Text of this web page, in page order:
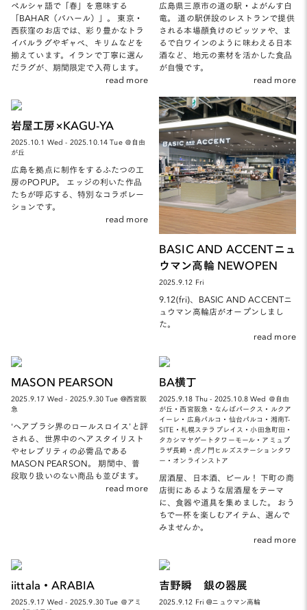
ペルシャ語で「春」を意味する
「BAHAR（バハール）」。 東京・
西荻窪のお店では、彩り豊かなトラ
イバルラグやギャベ、キリムなどを
揃えています。イランで丁寧に選ん
だラグが、期間限定で入荷します。
read more
広島県三原市の道の駅・よがんす白
竜。 道の駅併設のレストランで提供
される本場顔負けのピッツァや、ま
るで白ワインのように味わえる日本
酒など、地元の素材を活かした食品
が自慢です。
read more
岩屋工房×KAGU-YA
2025.10.1 Wed - 2025.10.14 Tue ＠自由
が丘
広島を拠点に制作をするふたつの工
房のPOPUP。 エッジの利いた作品
たちが呼応する、特別なコラボレー
ションです。
read more
BASIC AND ACCENTニュ
ウマン高輪 NEWOPEN
2025.9.12 Fri
9.12(fri)、BASIC AND ACCENTニ
ュウマン高輪店がオープンしまし
た。
read more
MASON PEARSON
2025.9.17 Wed - 2025.9.30 Tue @西宮阪
急
‘ヘアブラシ界のロールスロイス’と評
される、世界中のヘアスタイリスト
やセレブリティの必需品である
MASON PEARSON。 期間中、普
段取り扱いのない商品も並びます。
read more
BA横丁
2025.9.18 Thu - 2025.10.8 Wed ＠自由
が丘・西宮阪急・なんばパークス・ルクア
イーレ・広島パルコ・仙台パルコ・湘南T-
SITE・札幌ステラプレイス・小田急町田・
タカシマヤゲートタワーモール・アミュプ
ラザ長崎・虎ノ門ヒルズステーションタワ
ー・オンラインストア
居酒屋、日本酒、ビール！ 下町の商
店街にあるような居酒屋をテーマ
に、食器や道具を集めました。 おう
ちで一杯を楽しむアイテム、選んで
みませんか。
read more
iittala・ARABIA
2025.9.17 Wed - 2025.9.30 Tue ＠アミ
吉野瞬 銀の器展
2025.9.12 Fri @ニュウマン高輪